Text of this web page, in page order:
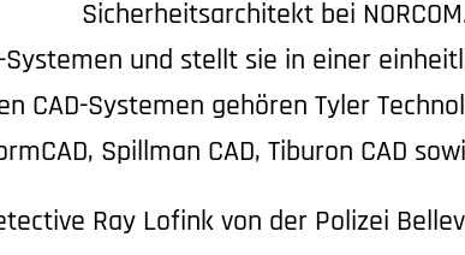
Sicherheitsarchitekt bei
Systemen und stellt sie in einer
CAD-Systemen gehören Tyler
Spillman CAD, Tiburon CAD
Ray Lofink von der Polizei